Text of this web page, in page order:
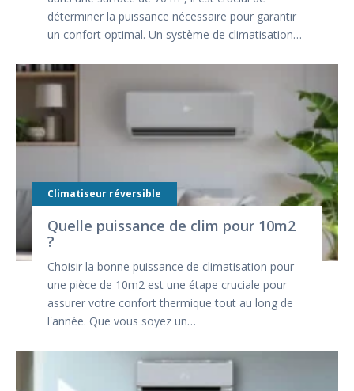
déterminer la puissance nécessaire pour garantir
un confort optimal. Un système de climatisation…
Climatiseur réversible
Quelle puissance de clim pour 10m2
?
Choisir la bonne puissance de climatisation pour
une pièce de 10m2 est une étape cruciale pour
assurer votre confort thermique tout au long de
l'année. Que vous soyez un…